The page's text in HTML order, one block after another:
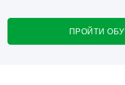
ПРОЙТИ